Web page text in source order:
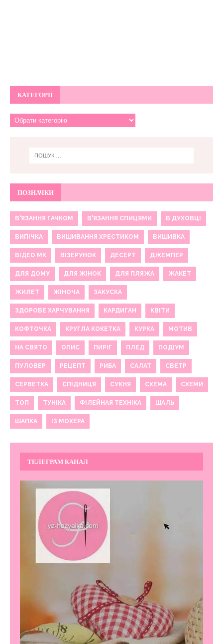
КАТЕГОРІЇ
ПОЗНАЧКИ
В'ЯЗАННЯ ГАЧКОМ В'ЯЗАННЯ СПИЦЯМИ В ДУХОВЦІ
ВИПІЧКА ВИШИВАННЯ ХРЕСТИКОМ ВИШИВКА
ВІДЕО МК ВІЗЕРУНОК ДЕСЕРТ ДЖЕМПЕР
ДЛЯ ДОМУ ДЛЯ ЖІНОК ДЛЯ ПЛЯЖА ЖАКЕТ
ЖИЛЕТ ЖІНОЧА ЗАКУСКА
ЗДОРОВЕ ХАРЧУВАННЯ КАРДИГАН КВІТИ
КОФТОЧКА КРУГЛА КОКЕТКА КУРКА МОТИВ
НА СВЯТО ОПИС ПИРІГ ПЛЕД ПОДІУМ
ПУЛОВЕР РЕЦЕПТ РИБА САЛАТ СВЕТР
СЕРВЕТКА СПІДНИЦЯ СУКНЯ СХЕМА СХЕМИ
ТОП ТУНІКА ФІЛЕЙНАЯ ТЕХНІКА ШАЛЬ
ШАПКА ІЗ МОХЕРА
ТЕЛЕГРАМ КАНАЛ